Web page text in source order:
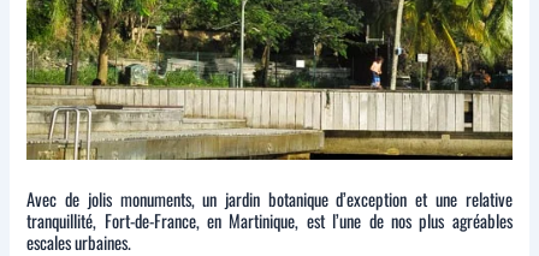
Avec de jolis monuments, un jardin botanique d’exception et une relative
tranquillité, Fort-de-France, en Martinique, est l’une de nos plus agréables
escales urbaines.